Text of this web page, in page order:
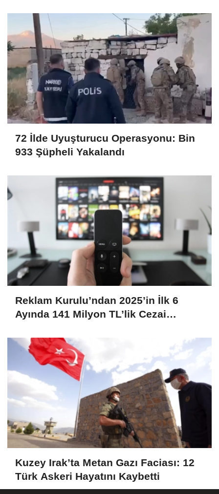
72 İlde Uyuşturucu Operasyonu: Bin
933 Şüpheli Yakalandı
Reklam Kurulu’ndan 2025’in İlk 6
Ayında 141 Milyon TL’lik Cezai
Kuzey Irak’ta Metan Gazı Faciası: 12
Türk Askeri Hayatını Kaybetti